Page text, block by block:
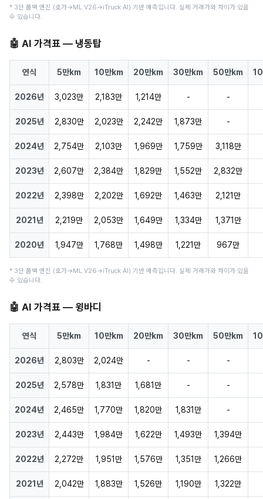
* 3단 폴백 엔진 (호가→ML V26→iTruck AI) 기반 예측입니다. 실제 거래가와 차이가 있을
수 있습니다.
🤖 AI 가격표 — 냉동탑
연식 5만km 10만km 20만km 30만km 50만km
2026년 3,023만 2,183만 1,214만 - -
2025년 2,830만 2,023만 2,242만 1,873만 -
2024년 2,754만 2,103만 1,969만 1,759만 3,118만
2023년 2,607만 2,384만 1,829만 1,552만 2,832만
2022년 2,398만 2,202만 1,692만 1,463만 2,121만
2021년 2,219만 2,053만 1,649만 1,334만 1,371만
2020년 1,947만 1,768만 1,498만 1,221만 967만
* 3단 폴백 엔진 (호가→ML V26→iTruck AI) 기반 예측입니다. 실제 거래가와 차이가 있을
수 있습니다.
🤖 AI 가격표 — 윙바디
연식 5만km 10만km 20만km 30만km 50만km
2026년 2,803만 2,024만 - - -
2025년 2,578만 1,831만 1,681만 - -
2024년 2,465만 1,770만 1,820만 1,831만 -
2023년 2,443만 1,984만 1,622만 1,493만 1,394만
2022년 2,272만 1,951만 1,576만 1,351만 1,266만
2021년 2,042만 1,883만 1,526만 1,190만 1,322만